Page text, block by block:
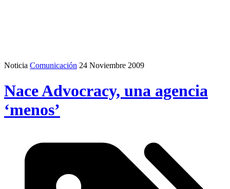
Noticia Comunicación 24 Noviembre 2009
Nace Advocracy, una agencia
‘menos’